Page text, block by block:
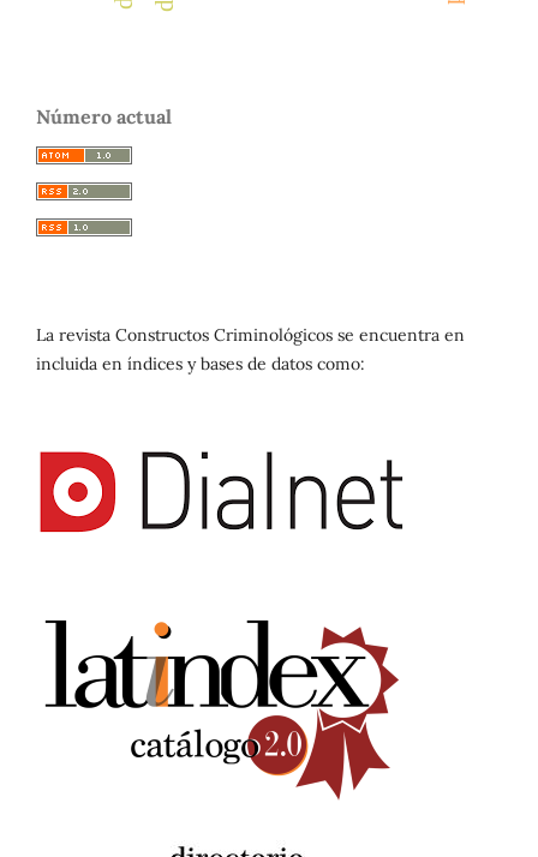
Número actual
La revista Constructos Criminológicos se encuentra en
incluida en índices y bases de datos como: